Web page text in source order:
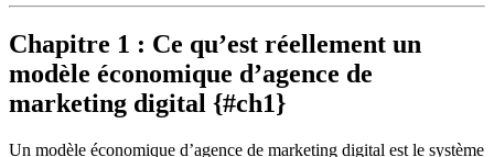
Chapitre 1 : Ce qu’est réellement un
modèle économique d’agence de
marketing digital {#ch1}
Un modèle économique d’agence de marketing digital est le système